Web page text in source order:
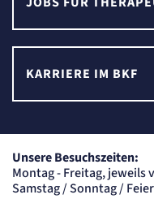
KARRIERE IM BKF
Unsere Besuchszeiten:
Montag - Freitag, jeweils
Samstag / Sonntag /
Cookie Laufzeit:
Content-
Cookie
Name:
Zweck:
Dient der Identifizierung eines
Cookie Laufzeit: